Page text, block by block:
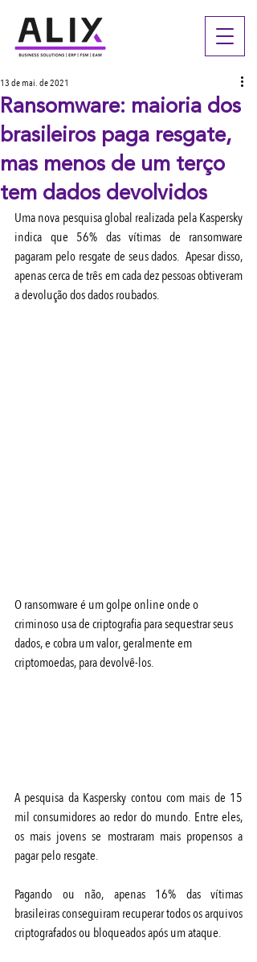
Ransomware: maioria dos
brasileiros paga resgate,
mas menos de um terço
tem dados devolvidos
13 de mai. de 2021
Uma nova pesquisa global realizada pela Kaspersky
indica que 56% das vítimas de ransomware
pagaram pelo resgate de seus dados.  Apesar disso,
apenas cerca de três em cada dez pessoas obtiveram
a devolução dos dados roubados.
O ransomware é um golpe online onde o
criminoso usa de criptografia para sequestrar seus
dados, e cobra um valor, geralmente em
criptomoedas, para devolvê-los.
A pesquisa da Kaspersky contou com mais de 15
mil consumidores ao redor do mundo. Entre eles,
os mais jovens se mostraram mais propensos a
pagar pelo resgate.
Pagando ou não, apenas 16% das vítimas
brasileiras conseguiram recuperar todos os arquivos
criptografados ou bloqueados após um ataque.